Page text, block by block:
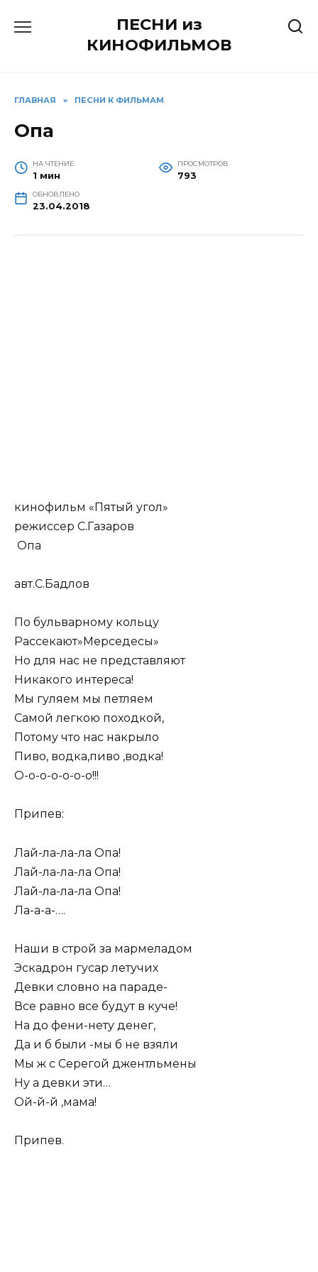
ПЕСНИ из
КИНОФИЛЬМОВ
ГЛАВНАЯ » ПЕСНИ К ФИЛЬМАМ
Опа
НА ЧТЕНИЕ
1 мин
ПРОСМОТРОВ
793
ОБНОВЛЕНО
23.04.2018
кинофильм «Пятый угол»
режиссер С.Газаров
Опа
авт.С.Бадлов
По бульварному кольцу
Рассекают»Мерседесы»
Но для нас не представляют
Никакого интереса!
Мы гуляем мы петляем
Самой легкою походкой,
Потому что нас накрыло
Пиво, водка,пиво ,водка!
О-о-о-о-о-о-о!!!
Припев:
Лай-ла-ла-ла Опа!
Лай-ла-ла-ла Опа!
Лай-ла-ла-ла Опа!
Ла-а-а-….
Наши в строй за мармеладом
Эскадрон гусар летучих
Девки словно на параде-
Все равно все будут в куче!
На до фени-нету денег,
Да и б были -мы б не взяли
Мы ж с Серегой джентльмены
Ну а девки эти…
Ой-й-й ,мама!
Припев.